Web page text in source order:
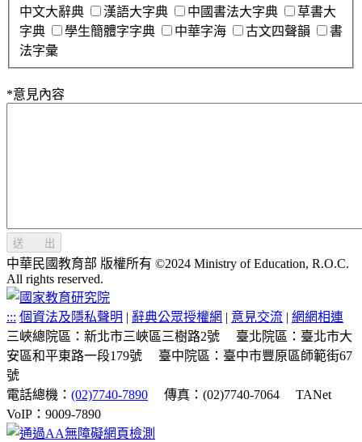
中文大辭典
漢語大字典 中國書法大字典
草書大
字典
學生簡體字字典 中華字海 古文四聲韻
書
法字彙
*意見內容
送 出
中華民國教育部 版權所有 ©2024 Ministry of Education, R.O.C.
All rights reserved.
::: 個資法及隱私聲明 | 辭典公眾授權網 | 意見交流 | 網網相連
三峽總院區：新北市三峽區三樹路2號
臺北院區：臺北市大
安區和平東路一段179號
臺中院區：臺中市豐原區師範街67
號
電話總機： (02)7740-7890 傳真：(02)7740-7064
TANet
VoIP：9009-7890